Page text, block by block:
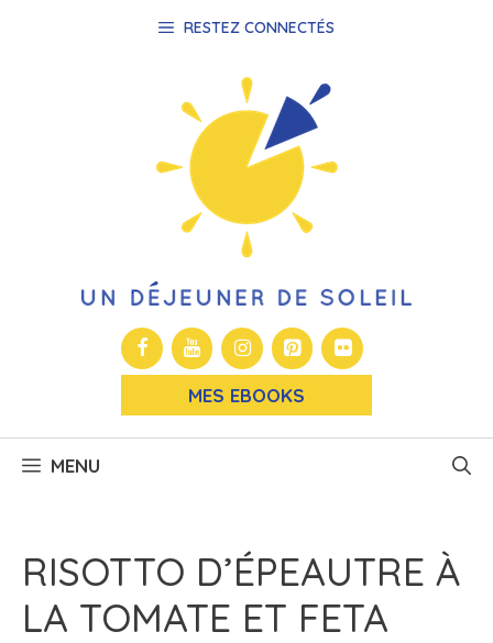
RESTEZ CONNECTÉS
MES EBOOKS
MENU
RISOTTO D’ÉPEAUTRE À
LA TOMATE ET FETA